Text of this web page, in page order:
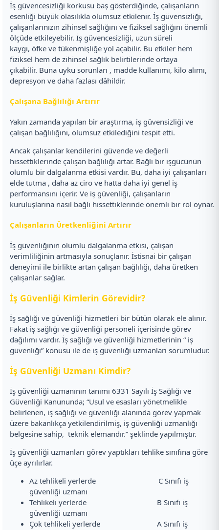
İş güvencesizliği korkusu baş gösterdiğinde, çalışanların
esenliği büyük olasılıkla olumsuz etkilenir. İş güvensizliği,
çalışanlarınızın zihinsel sağlığını ve fiziksel sağlığını önemli
ölçüde etkileyebilir. İş güvencesizliği, uzun süreli
kaygı, öfke ve tükenmişliğe yol açabilir. Bu etkiler hem
fiziksel hem de zihinsel sağlık belirtilerinde ortaya
çıkabilir. Buna uyku sorunları , madde kullanımı, kilo alımı,
depresyon ve daha fazlası dâhildir.
Çalışana Bağlılığı Artırır
Yakın zamanda yapılan bir araştırma, iş güvensizliği ve
çalışan bağlılığını, olumsuz etkilediğini tespit etti.
Ancak çalışanlar kendilerini güvende ve değerli
hissettiklerinde çalışan bağlılığı artar. Bağlı bir işgücünün
olumlu bir dalgalanma etkisi vardır. Bu, daha iyi çalışanları
elde tutma , daha az ciro ve hatta daha iyi genel iş
performansını içerir. Ve iş güvenliği, çalışanların
kuruluşlarına nasıl bağlı hissettiklerinde önemli bir rol oynar.
Çalışanların Üretkenliğini Artırır
İş güvenliğinin olumlu dalgalanma etkisi, çalışan
verimliliğinin artmasıyla sonuçlanır. İstisnai bir çalışan
deneyimi ile birlikte artan çalışan bağlılığı, daha üretken
çalışanlar sağlar.
İş Güvenliği Kimlerin Görevidir?
İş sağlığı ve güvenliği hizmetleri bir bütün olarak ele alınır.
Fakat iş sağlığı ve güvenliği personeli içerisinde görev
dağılımı vardır. İş sağlığı ve güvenliği hizmetlerinin “ iş
güvenliği” konusu ile de iş güvenliği uzmanları sorumludur.
İş Güvenliği Uzmanı Kimdir?
İş güvenliği uzmanının tanımı 6331 Sayılı İş Sağlığı ve
Güvenliği Kanununda; “Usul ve esasları yönetmelikle
belirlenen, iş sağlığı ve güvenliği alanında görev yapmak
üzere bakanlıkça yetkilendirilmiş, iş güvenliği uzmanlığı
belgesine sahip, teknik elemandır.” şeklinde yapılmıştır.
İş güvenliği uzmanları görev yaptıkları tehlike sınıfına göre
üçe ayrılırlar.
Az tehlikeli yerlerde C Sınıfı iş
güvenliği uzmanı
Tehlikeli yerlerde B Sınıfı iş
güvenliği uzmanı
Çok tehlikeli yerlerde A Sınıfı iş